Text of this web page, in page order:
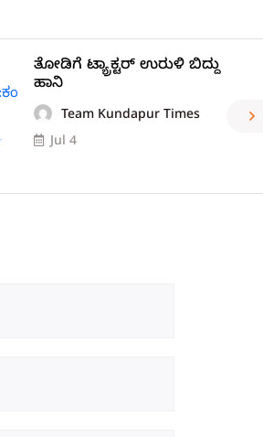
ತೋಡಿಗೆ ಟ್ಯ್ರಾಕ್ಟರ್ ಉರುಳಿ ಬಿದ್ದು
ಹಾನಿ
Team Kundapur Times
Jul 4